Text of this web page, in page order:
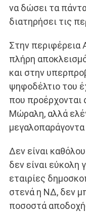
να δώσει τα
διατηρήσει τις
Στην περιφέρεια
πλήρη
και στην
ψηφοδέλτιο του
που προέρχονται
Μώραλη, αλλά
Δεν είναι
δεν είναι εύκολη
εταιρίες
στενά η ΝΔ, δεν
ποσοστά